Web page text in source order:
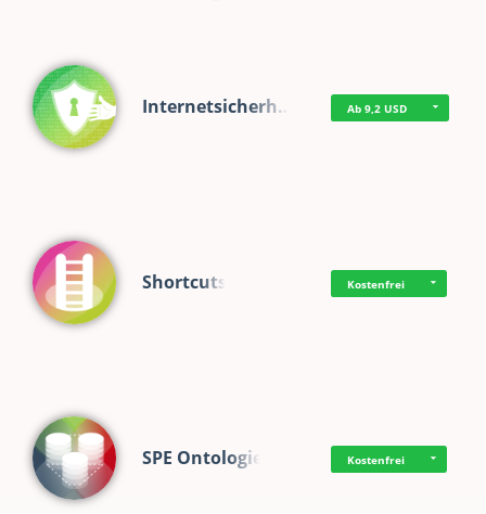
Internetsicherh… Ab 9,2 USD
Shortcuts Kostenfrei
SPE Ontologie Kostenfrei